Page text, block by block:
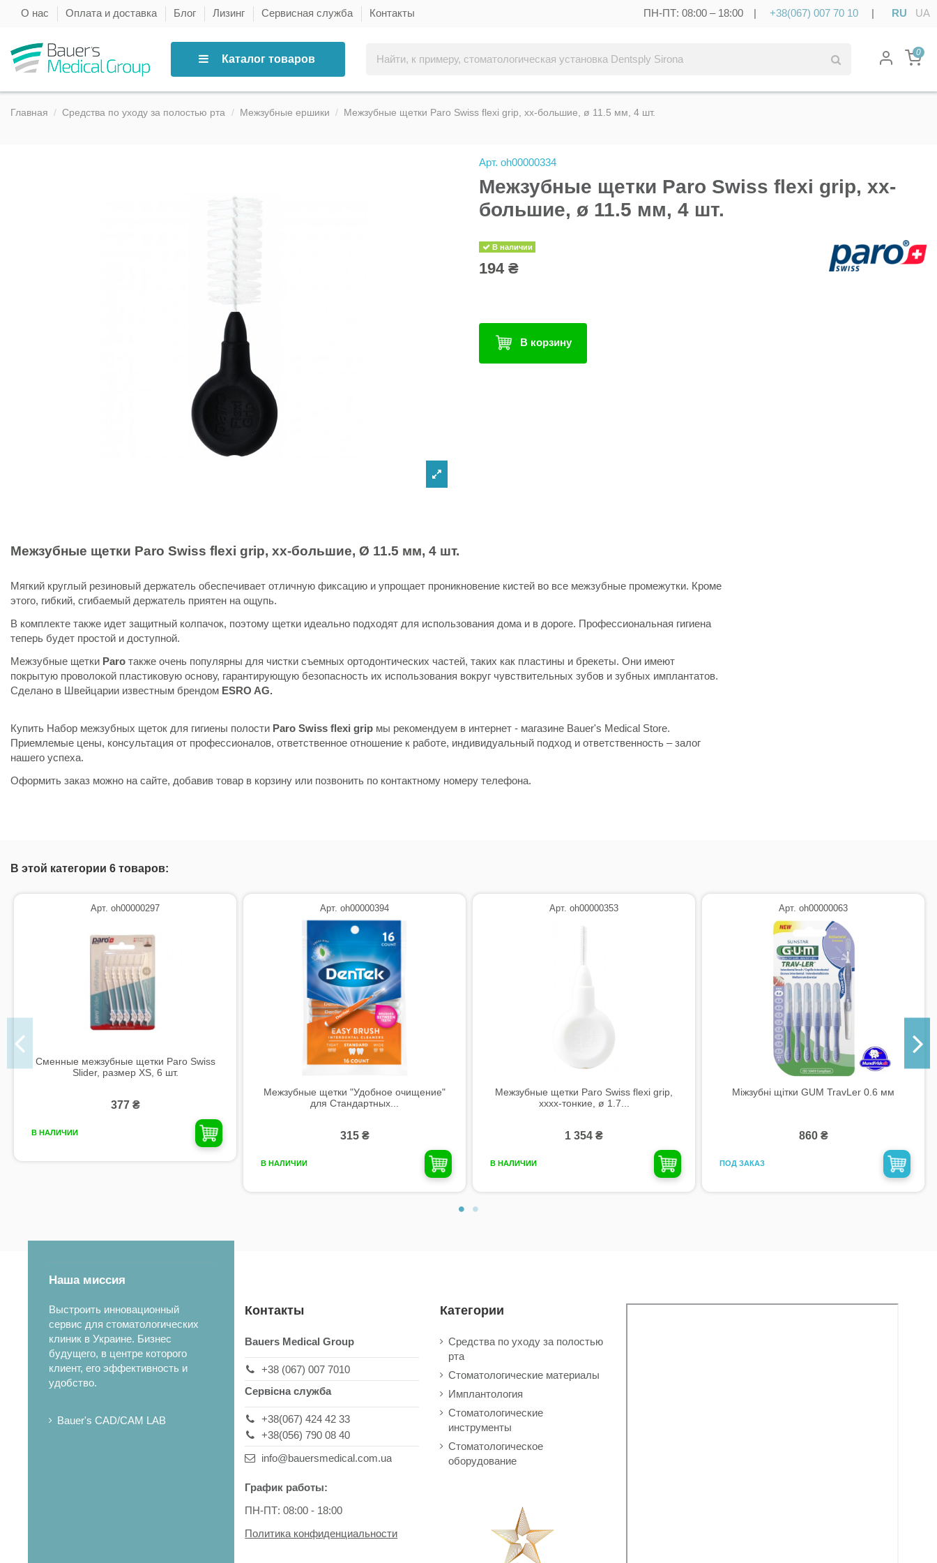
О нас Оплата и доставка Блог Лизинг Сервисная служба Контакты ПН-ПТ: 08:00 – 18:00 | +38(067) 007 70 10 | RU UA
Каталог товаров
0
Главная Средства по уходу за полостью рта Межзубные ершики Межзубные щетки Paro Swiss flexi grip, хх-большие, ø 11.5 мм, 4 шт.
Арт. oh00000334
Межзубные щетки Paro Swiss flexi grip, хх-
большие, ø 11.5 мм, 4 шт.
В наличии
194 ₴
В корзину
Межзубные щетки Paro Swiss flexi grip, хх-большие, Ø 11.5 мм, 4 шт.
Мягкий круглый резиновый держатель обеспечивает отличную фиксацию и упрощает проникновение кистей во все межзубные промежутки. Кроме
этого, гибкий, сгибаемый держатель приятен на ощупь.
В комплекте также идет защитный колпачок, поэтому щетки идеально подходят для использования дома и в дороге. Профессиональная гигиена
теперь будет простой и доступной.
Межзубные щетки Paro также очень популярны для чистки съемных ортодонтических частей, таких как пластины и брекеты. Они имеют
покрытую проволокой пластиковую основу, гарантирующую безопасность их использования вокруг чувствительных зубов и зубных имплантатов.
Сделано в Швейцарии известным брендом ESRO AG.
Купить Набор межзубных щеток для гигиены полости Paro Swiss flexi grip мы рекомендуем в интернет - магазине Bauer's Medical Store.
Приемлемые цены, консультация от профессионалов, ответственное отношение к работе, индивидуальный подход и ответственность – залог
нашего успеха.
Оформить заказ можно на сайте, добавив товар в корзину или позвонить по контактному номеру телефона.
В этой категории 6 товаров:
Арт. oh00000297
Сменные межзубные щетки Paro Swiss
Slider, размер XS, 6 шт.
377 ₴
В НАЛИЧИИ
Арт. oh00000394
Межзубные щетки "Удобное очищение"
для Стандартных...
315 ₴
В НАЛИЧИИ
Арт. oh00000353
Межзубные щетки Paro Swiss flexi grip,
xxxx-тонкие, ø 1.7...
1 354 ₴
В НАЛИЧИИ
Арт. oh00000063
Міжзубні щітки GUM TravLer 0.6 мм
860 ₴
ПОД ЗАКАЗ
Наша миссия
Выстроить инновационный
сервис для стоматологических
клиник в Украине. Бизнес
будущего, в центре которого
клиент, его эффективность и
удобство.
Bauer's CAD/CAM LAB
Контакты
Bauers Medical Group
+38 (067) 007 7010
Сервісна служба
+38(067) 424 42 33
+38(056) 790 08 40
info@bauersmedical.com.ua
График работы:
ПН-ПТ: 08:00 - 18:00
Политика конфиденциальности
Категории
Средства по уходу за полостью
рта
Стоматологические материалы
Имплантология
Стоматологические
инструменты
Стоматологическое
оборудование